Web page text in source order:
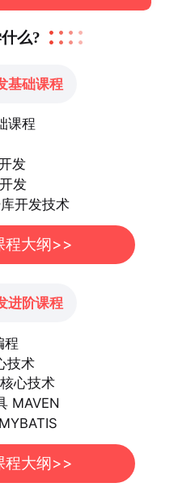
么?
基础课程
课程
发
发
开发技术
程大纲>>
进阶课程
程
技术
心技术
MAVEN
程大纲>>